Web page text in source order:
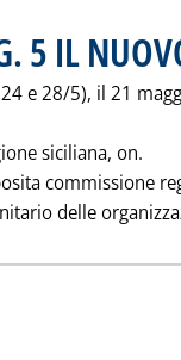
5 IL
e 28/5), il 21
siciliana, on.
commissione
delle